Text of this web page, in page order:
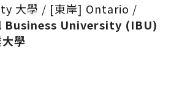
大學 / [東岸] Ontario /
University (IBU)
學